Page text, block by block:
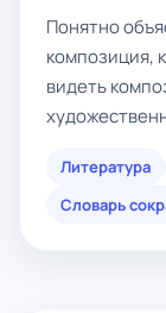
Понятно
композиция,
видеть
Литература
Словарь